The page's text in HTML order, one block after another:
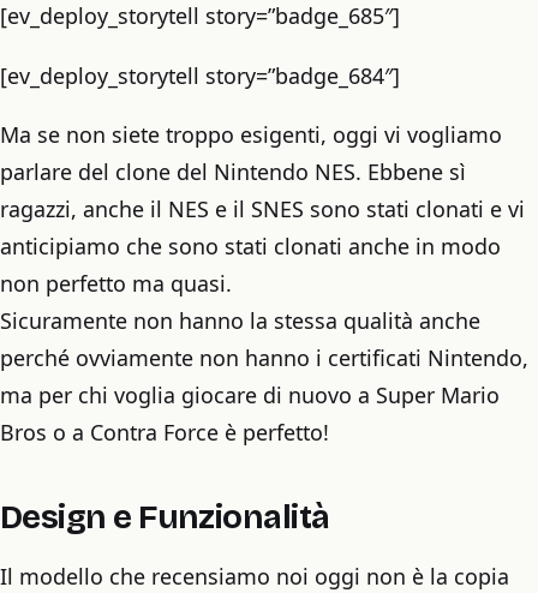
[ev_deploy_storytell story=”badge_685″]
[ev_deploy_storytell story=”badge_684″]
Ma se non siete troppo esigenti, oggi vi vogliamo
parlare del clone del Nintendo NES. Ebbene sì
ragazzi, anche il NES e il SNES sono stati clonati e vi
anticipiamo che sono stati clonati anche in modo
non perfetto ma quasi.
Sicuramente non hanno la stessa qualità anche
perché ovviamente non hanno i certificati Nintendo,
ma per chi voglia giocare di nuovo a Super Mario
Bros o a Contra Force è perfetto!
Design e Funzionalità
Il modello che recensiamo noi oggi non è la copia